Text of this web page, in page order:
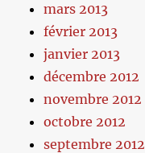
mars 2013
février 2013
janvier 2013
décembre 2012
novembre 2012
octobre 2012
septembre 2012